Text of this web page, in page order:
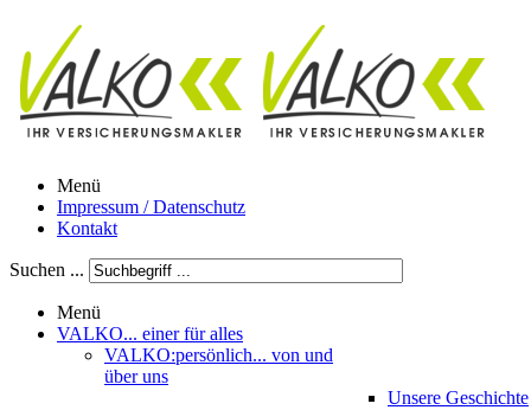
Menü
Impressum / Datenschutz
Kontakt
Suchen ...
Menü
VALKO... einer für alles
VALKO:persönlich... von und
über uns
Unsere Geschichte